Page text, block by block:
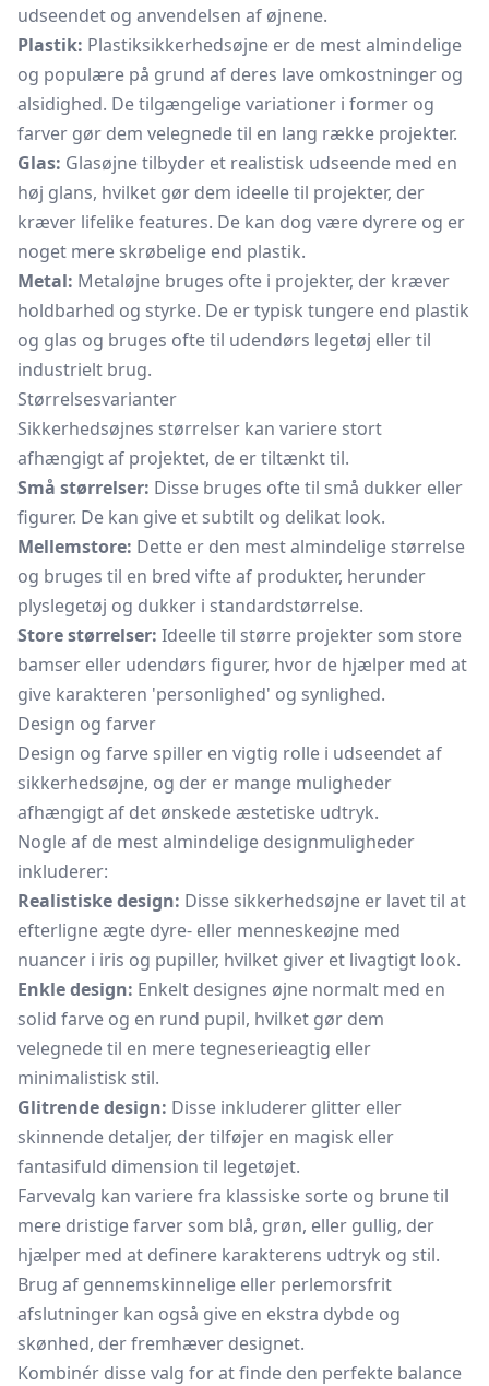
udseendet og anvendelsen af øjnene.
Plastik: Plastiksikkerhedsøjne er de mest almindelige
og populære på grund af deres lave omkostninger og
alsidighed. De tilgængelige variationer i former og
farver gør dem velegnede til en lang række projekter.
Glas: Glasøjne tilbyder et realistisk udseende med en
høj glans, hvilket gør dem ideelle til projekter, der
kræver lifelike features. De kan dog være dyrere og er
noget mere skrøbelige end plastik.
Metal: Metaløjne bruges ofte i projekter, der kræver
holdbarhed og styrke. De er typisk tungere end plastik
og glas og bruges ofte til udendørs legetøj eller til
industrielt brug.
Størrelsesvarianter
Sikkerhedsøjnes størrelser kan variere stort
afhængigt af projektet, de er tiltænkt til.
Små størrelser: Disse bruges ofte til små dukker eller
figurer. De kan give et subtilt og delikat look.
Mellemstore: Dette er den mest almindelige størrelse
og bruges til en bred vifte af produkter, herunder
plyslegetøj og dukker i standardstørrelse.
Store størrelser: Ideelle til større projekter som store
bamser eller udendørs figurer, hvor de hjælper med at
give karakteren 'personlighed' og synlighed.
Design og farver
Design og farve spiller en vigtig rolle i udseendet af
sikkerhedsøjne, og der er mange muligheder
afhængigt af det ønskede æstetiske udtryk.
Nogle af de mest almindelige designmuligheder
inkluderer:
Realistiske design: Disse sikkerhedsøjne er lavet til at
efterligne ægte dyre- eller menneskeøjne med
nuancer i iris og pupiller, hvilket giver et livagtigt look.
Enkle design: Enkelt designes øjne normalt med en
solid farve og en rund pupil, hvilket gør dem
velegnede til en mere tegneserieagtig eller
minimalistisk stil.
Glitrende design: Disse inkluderer glitter eller
skinnende detaljer, der tilføjer en magisk eller
fantasifuld dimension til legetøjet.
Farvevalg kan variere fra klassiske sorte og brune til
mere dristige farver som blå, grøn, eller gullig, der
hjælper med at definere karakterens udtryk og stil.
Brug af gennemskinnelige eller perlemorsfrit
afslutninger kan også give en ekstra dybde og
skønhed, der fremhæver designet.
Kombinér disse valg for at finde den perfekte balance